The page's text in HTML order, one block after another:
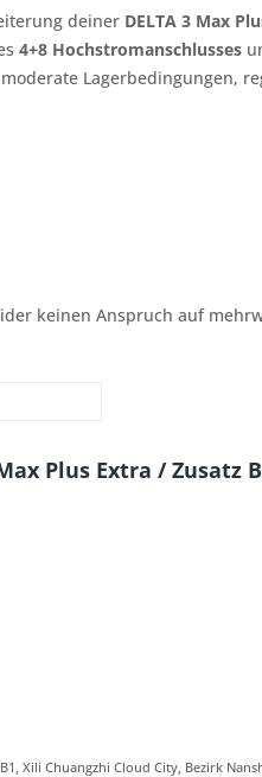
deiner DELTA 3 Max
4+8 Hochstromanschlusses
Lagerbedingungen,
keinen Anspruch auf
Plus Extra / Zusatz
Xili Chuangzhi Cloud City, Bezirk